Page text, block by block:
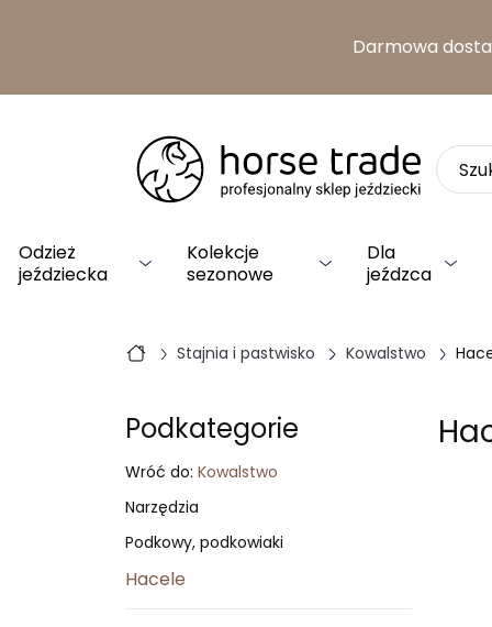
Darmowa
Odzież
jeździecka
Kolekcje
sezonowe
Dla
jeźdzca
Stajnia i pastwisko Kowalstwo
Podkategorie
Wróć do: Kowalstwo
Narzędzia
Podkowy, podkowiaki
Hacele